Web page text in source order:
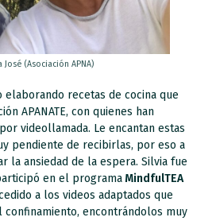
(Asociación APNA)
elaborando recetas de cocina que
APANATE, con quienes han
videollamada. Le encantan estas
pendiente de recibirlas, por eso a
la ansiedad de la espera. Silvia fue
en el programa MindfulTEA
a los videos adaptados que
confinamiento, encontrándolos muy